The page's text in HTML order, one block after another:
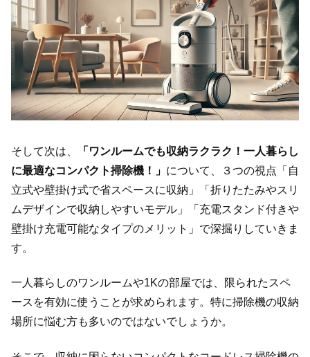
そして次は、
「ワンルームでも収納ラクラク！一人暮らし
に最適なコンパクト掃除機！」 について、３つの視点「自
立式や壁掛け式で省スペースに収納」「折りたたみやスリ
ムデザインで収納しやすいモデル」「充電スタンド付きや
壁掛け充電可能なタイプのメリット」で深掘りしていきま
す。
一人暮らしのワンルームや1Kの部屋では、限られたスペ
ースを有効に使うことが求められます。特に掃除機の収納
場所に悩む方も多いのではないでしょうか。